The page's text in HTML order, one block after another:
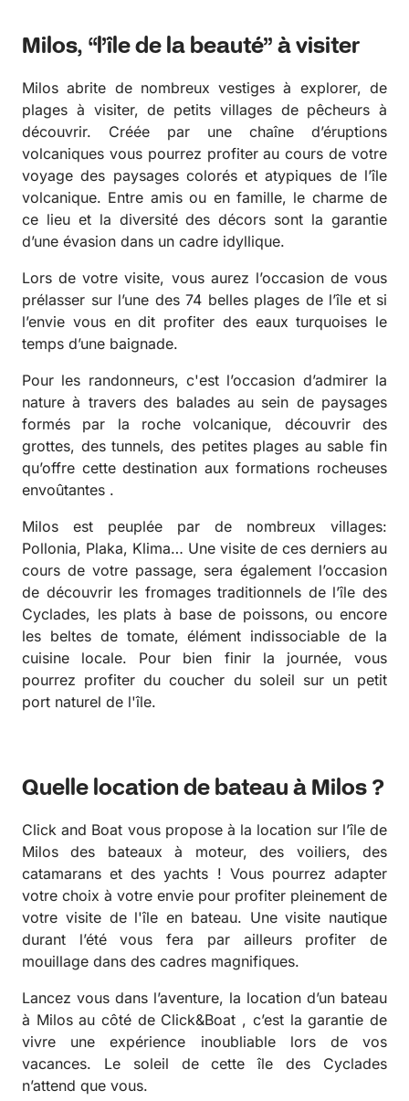
Milos, “l’île de la beauté” à visiter
Milos abrite de nombreux vestiges à explorer, de
plages à visiter, de petits villages de pêcheurs à
découvrir. Créée par une chaîne d’éruptions
volcaniques vous pourrez profiter au cours de votre
voyage des paysages colorés et atypiques de l’île
volcanique. Entre amis ou en famille, le charme de
ce lieu et la diversité des décors sont la garantie
d’une évasion dans un cadre idyllique.
Lors de votre visite, vous aurez l’occasion de vous
prélasser sur l’une des 74 belles plages de l’île et si
l’envie vous en dit profiter des eaux turquoises le
temps d’une baignade.
Pour les randonneurs, c'est l’occasion d’admirer la
nature à travers des balades au sein de paysages
formés par la roche volcanique, découvrir des
grottes, des tunnels, des petites plages au sable fin
qu’offre cette destination aux formations rocheuses
envoûtantes .
Milos est peuplée par de nombreux villages:
Pollonia, Plaka, Klima… Une visite de ces derniers au
cours de votre passage, sera également l’occasion
de découvrir les fromages traditionnels de l’île des
Cyclades, les plats à base de poissons, ou encore
les beltes de tomate, élément indissociable de la
cuisine locale. Pour bien finir la journée, vous
pourrez profiter du coucher du soleil sur un petit
port naturel de l'île.
Quelle location de bateau à Milos ?
Click and Boat vous propose à la location sur l’île de
Milos des bateaux à moteur, des voiliers, des
catamarans et des yachts ! Vous pourrez adapter
votre choix à votre envie pour profiter pleinement de
votre visite de l'île en bateau. Une visite nautique
durant l’été vous fera par ailleurs profiter de
mouillage dans des cadres magnifiques.
Lancez vous dans l’aventure, la location d’un bateau
à Milos au côté de Click&Boat , c’est la garantie de
vivre une expérience inoubliable lors de vos
vacances. Le soleil de cette île des Cyclades
n’attend que vous.